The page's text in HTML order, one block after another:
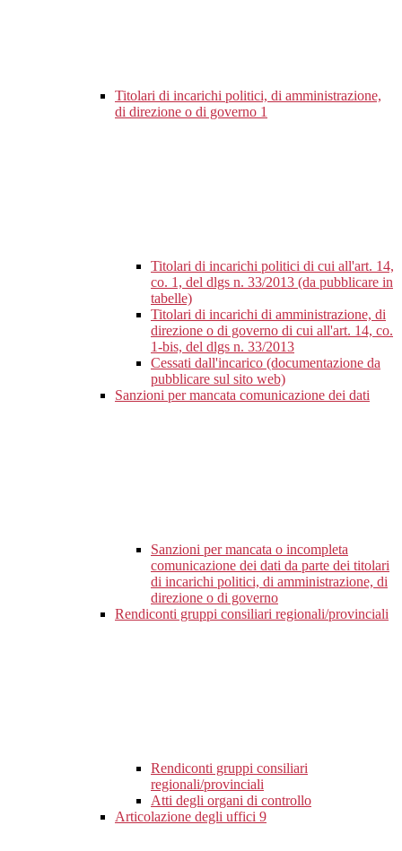
Titolari di incarichi politici, di amministrazione,
di direzione o di governo 1
Titolari di incarichi politici di cui all'art. 14,
co. 1, del dlgs n. 33/2013 (da pubblicare in
tabelle)
Titolari di incarichi di amministrazione, di
direzione o di governo di cui all'art. 14, co.
1-bis, del dlgs n. 33/2013
Cessati dall'incarico (documentazione da
pubblicare sul sito web)
Sanzioni per mancata comunicazione dei dati
Sanzioni per mancata o incompleta
comunicazione dei dati da parte dei titolari
di incarichi politici, di amministrazione, di
direzione o di governo
Rendiconti gruppi consiliari regionali/provinciali
Rendiconti gruppi consiliari
regionali/provinciali
Atti degli organi di controllo
Articolazione degli uffici 9